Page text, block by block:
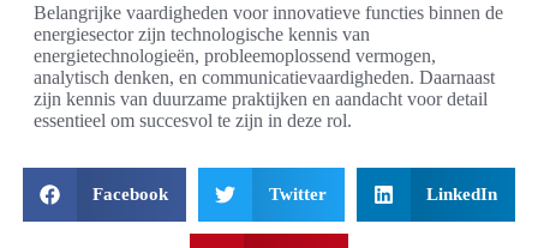
Belangrijke vaardigheden voor innovatieve functies binnen de
energiesector zijn technologische kennis van
energietechnologieën, probleemoplossend vermogen,
analytisch denken, en communicatievaardigheden. Daarnaast
zijn kennis van duurzame praktijken en aandacht voor detail
essentieel om succesvol te zijn in deze rol.
Facebook Twitter LinkedIn